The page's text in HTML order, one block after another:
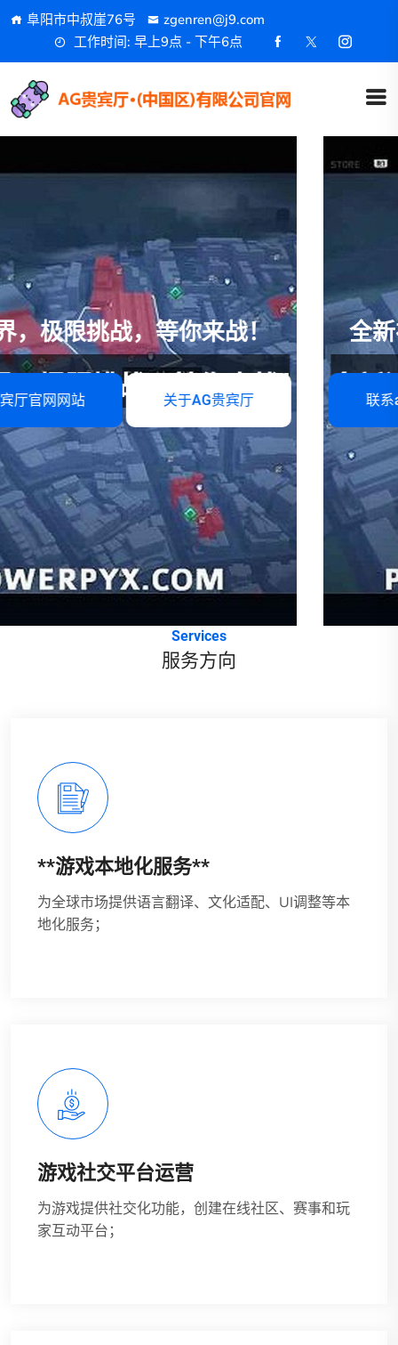
阜阳市中叔崖76号
zgenren@j9.com
工作时间: 早上9点 - 下午6点
全新视界，极限挑战，等你来战！
联系ag贵宾厅官网网站 关于AG贵宾厅
Services
服务方向
**游戏本地化服务**
为全球市场提供语言翻译、文化适配、UI调整等本
地化服务；
游戏社交平台运营
为游戏提供社交化功能，创建在线社区、赛事和玩
家互动平台；